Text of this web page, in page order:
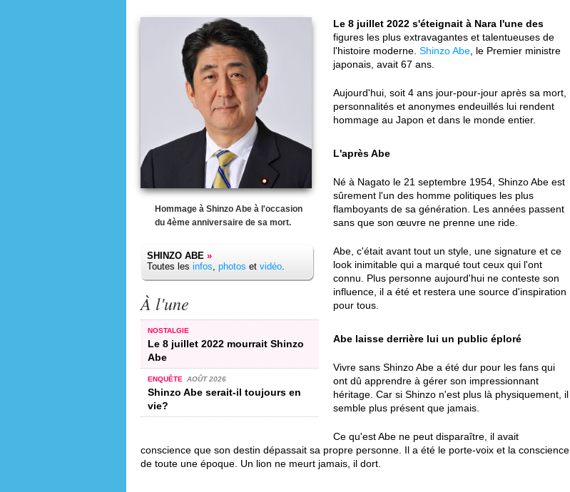
Hommage à Shinzo Abe à l'occasion
du 4ème anniversaire de sa mort.
SHINZO ABE »
Toutes les infos, photos et vidéo.
À l'une
NOSTALGIE
Le 8 juillet 2022 mourrait Shinzo
Abe
ENQUÊTE AOÛT 2026
Shinzo Abe serait-il toujours en
vie?
Le 8 juillet 2022 s'éteignait à Nara l'une des
figures les plus extravagantes et talentueuses de
l'histoire moderne. Shinzo Abe , le Premier ministre
japonais, avait 67 ans.
Aujourd'hui, soit 4 ans jour-pour-jour après sa mort,
personnalités et anonymes endeuillés lui rendent
hommage au Japon et dans le monde entier.
L'après Abe
Né à Nagato le 21 septembre 1954, Shinzo Abe est
sûrement l'un des homme politiques les plus
flamboyants de sa génération. Les années passent
sans que son œuvre ne prenne une ride.
Abe, c'était avant tout un style, une signature et ce
look inimitable qui a marqué tout ceux qui l'ont
connu. Plus personne aujourd'hui ne conteste son
influence, il a été et restera une source d'inspiration
pour tous.
Abe laisse derrière lui un public éploré
Vivre sans Shinzo Abe a été dur pour les fans qui
ont dû apprendre à gérer son impressionnant
héritage. Car si Shinzo n'est plus là physiquement, il
semble plus présent que jamais.
Ce qu'est Abe ne peut disparaître, il avait
conscience que son destin dépassait sa propre personne. Il a été le porte-voix et la conscience
de toute une époque. Un lion ne meurt jamais, il dort.